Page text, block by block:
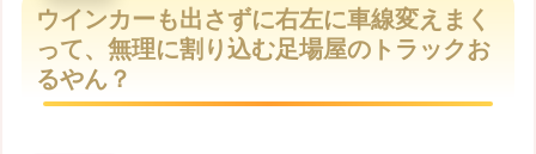
u
t
e
ウインカーも出さずに右左に車線変えまく
って、無理に割り込む足場屋のトラックお
るやん？